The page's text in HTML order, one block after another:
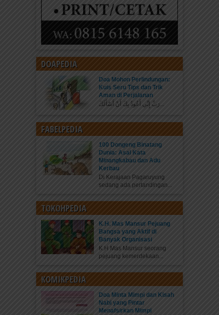
DOAPEDIA
Doa Mohon Perlindungan:
Kuis Seru Tips dan Trik
Aman di Perjalanan
رَبِّ إِنِّي أَعُوذُ بِكَ أَنْ أَسْأَلَكَ...
FABELPEDIA
100 Dongeng Binatang
Dunia: Asal Kata
Minangkabau dan Adu
Kerbau
Di Kerajaan Pagaruyung
sedang ada pertandingan...
TOKOHPEDIA
K.H. Mas Mansur Pejuang
Bangsa yang Aktif di
Banyak Organisasi
K.H Mas Mansur seorang
pejuang kemerdekaan...
KOMIKPEDIA
Doa Minta Mimpi dan Kisah
Nabi yang Pintar
Menafsirkan Mimpi